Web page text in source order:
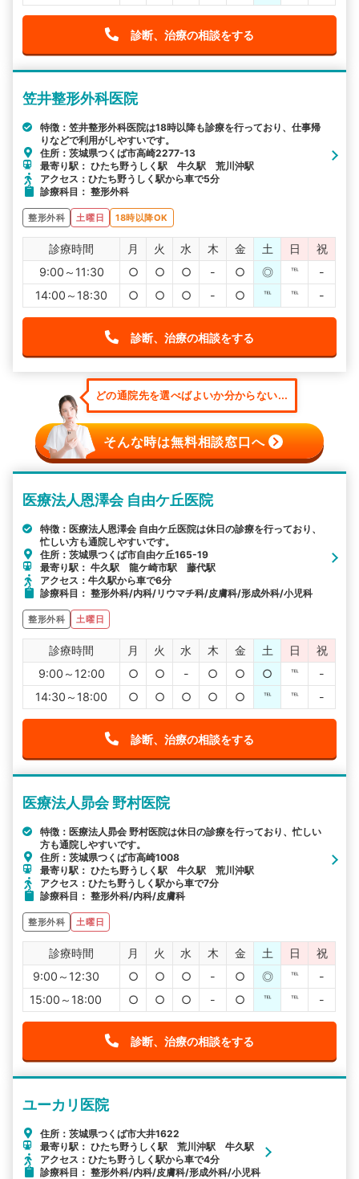
診断、治療の相談をする
笠井整形外科医院
特徴：笠井整形外科医院は18時以降も診療を行っており、仕事帰
りなどで利用がしやすいです。
住所：茨城県つくば市高崎2277-13
最寄り駅： ひたち野うしく駅 牛久駅 荒川沖駅
アクセス：ひたち野うしく駅から車で5分
診療科目： 整形外科
整形外科 土曜日 18時以降OK
診療時間 月 火 水 木 金 土 日
祝
9:00～11:30
○ ○ ○ - ○ ◎ ℡
-
14:00～18:30
○ ○ ○ - ○ ℡ ℡ -
診断、治療の相談をする
どの通院先を選べばよいか分からない...
そんな時は無料相談窓口へ
医療法人恩澤会 自由ケ丘医院
特徴：医療法人恩澤会 自由ケ丘医院は休日の診療を行っており、
忙しい方も通院しやすいです。
住所：茨城県つくば市自由ケ丘165-19
最寄り駅： 牛久駅 龍ケ崎市駅 藤代駅
アクセス：牛久駅から車で6分
診療科目： 整形外科/内科/リウマチ科/皮膚科/形成外科/小児科
整形外科 土曜日
診療時間 月 火 水 木 金 土 日
祝
9:00～12:00
○ ○ - ○ ○ ○ ℡
-
14:30～18:00
○ ○ ○ ○ ○ ℡ ℡ -
診断、治療の相談をする
医療法人昴会 野村医院
特徴：医療法人昴会 野村医院は休日の診療を行っており、忙しい
方も通院しやすいです。
住所：茨城県つくば市高崎1008
最寄り駅： ひたち野うしく駅 牛久駅 荒川沖駅
アクセス：ひたち野うしく駅から車で7分
診療科目： 整形外科/内科/皮膚科
整形外科 土曜日
診療時間 月 火 水 木 金 土 日
祝
9:00～12:30
○ ○ ○ - ○ ◎ ℡
-
15:00～18:00
○ ○ ○ - ○ ℡ ℡ -
診断、治療の相談をする
ユーカリ医院
住所：茨城県つくば市大井1622
最寄り駅： ひたち野うしく駅 荒川沖駅 牛久駅
アクセス：ひたち野うしく駅から車で4分
診療科目： 整形外科/内科/皮膚科/形成外科/小児科